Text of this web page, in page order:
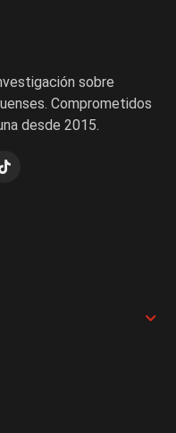
sobre
Comprometidos
desde 2015.